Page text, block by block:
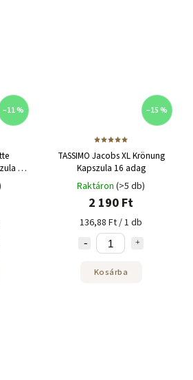
–11 %
8
–15 %
TASSIMO Jacobs XL Krönung
Kapszula 16 adag
Raktáron (>5 db)
2 190 Ft
136,88 Ft / 1 db
Kosárba